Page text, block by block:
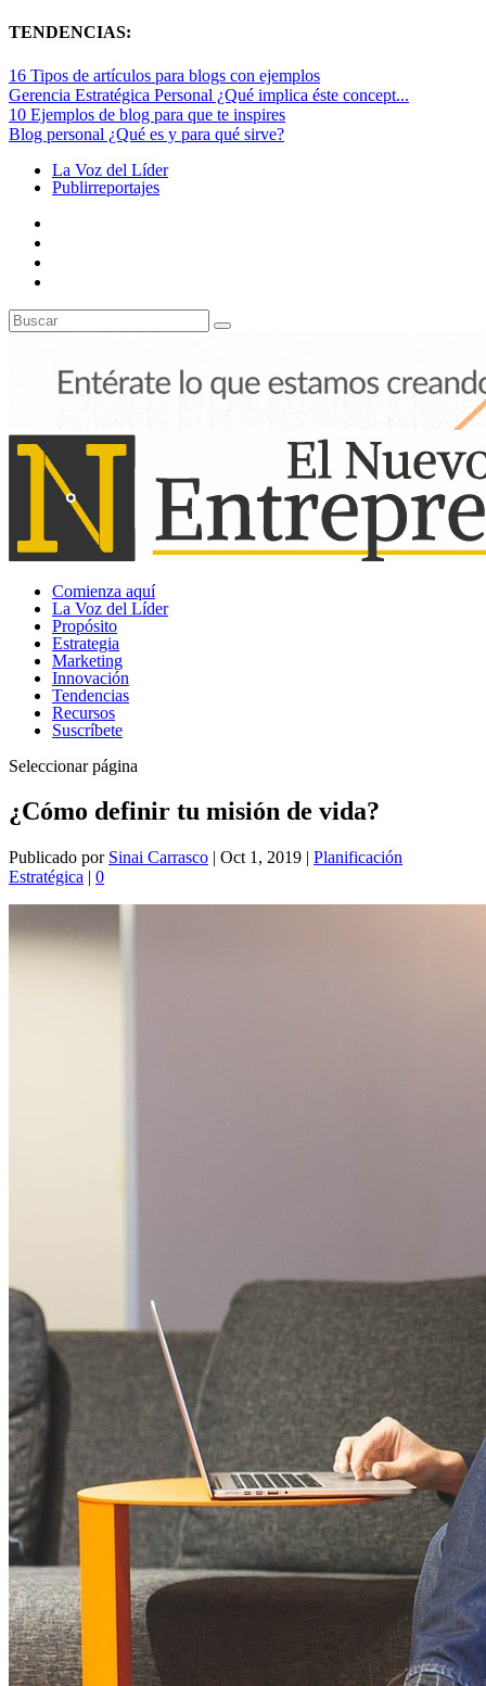
TENDENCIAS:
16 Tipos de artículos para blogs con ejemplos
Gerencia Estratégica Personal ¿Qué implica éste concept...
10 Ejemplos de blog para que te inspires
Blog personal ¿Qué es y para qué sirve?
La Voz del Líder
Publirreportajes
Comienza aquí
La Voz del Líder
Propósito
Estrategia
Marketing
Innovación
Tendencias
Recursos
Suscríbete
Seleccionar página
¿Cómo definir tu misión de vida?
Publicado por Sinai Carrasco | Oct 1, 2019 | Planificación
Estratégica | 0